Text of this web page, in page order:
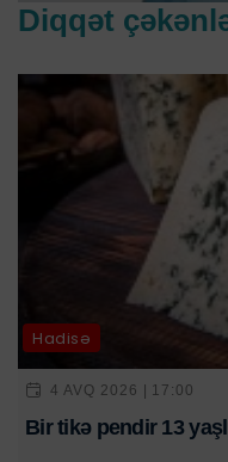
Diqqət
Hadisə
4 AVQ 2026 | 17:00
Bir tikə pendir 13